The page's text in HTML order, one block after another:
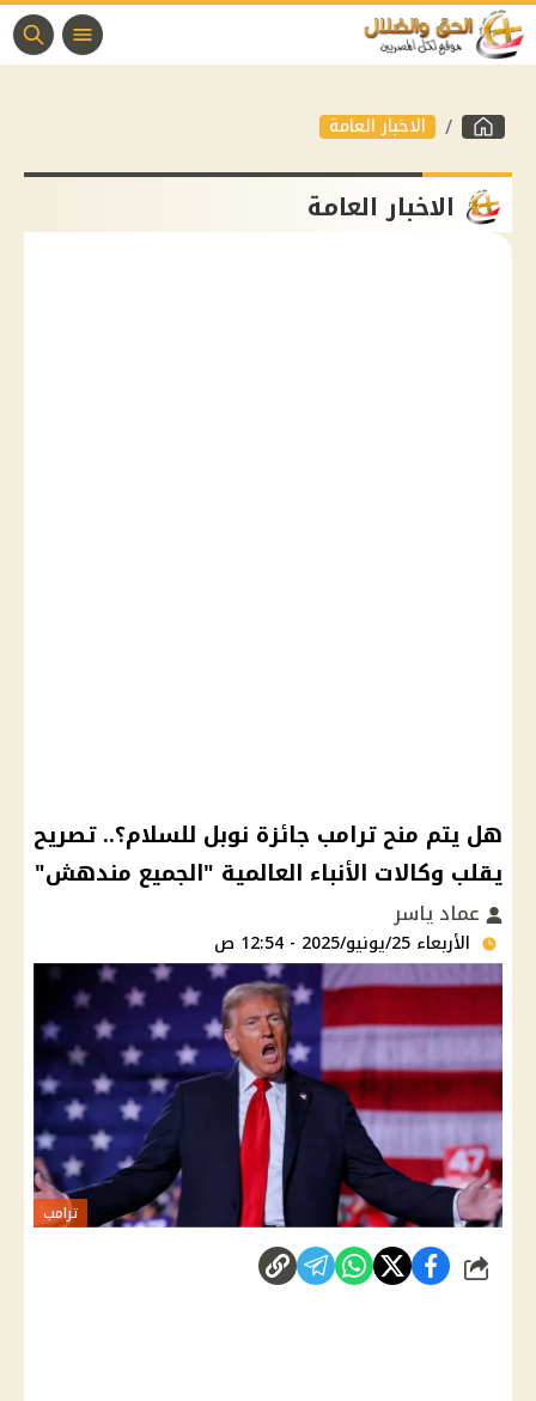
الاخبار العامة
الاخبار العامة
هل يتم منح ترامب جائزة نوبل للسلام؟.. تصريح
يقلب وكالات الأنباء العالمية "الجميع مندهش"
عماد ياسر
الأربعاء 25/يونيو/2025 - 12:54 ص
ترامب
شارك